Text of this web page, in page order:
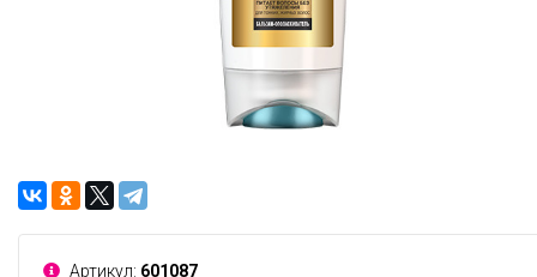
Артикул: 601087